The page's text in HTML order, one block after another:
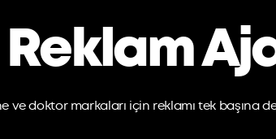
doktor markaları için reklamı tek başına